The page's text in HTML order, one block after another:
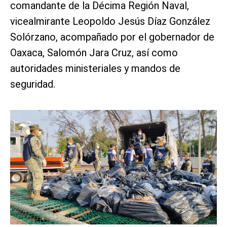
comandante de la Décima Región Naval,
vicealmirante Leopoldo Jesús Díaz González
Solórzano, acompañado por el gobernador de
Oaxaca, Salomón Jara Cruz, así como
autoridades ministeriales y mandos de
seguridad.